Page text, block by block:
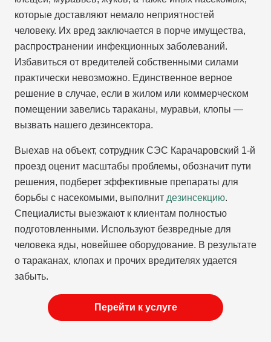
которые доставляют немало неприятностей
человеку. Их вред заключается в порче имущества,
распространении инфекционных заболеваний.
Избавиться от вредителей собственными силами
практически невозможно. Единственное верное
решение в случае, если в жилом или коммерческом
помещении завелись тараканы, муравьи, клопы —
вызвать нашего дезинсектора.
Выехав на объект, сотрудник СЭС Карачаровский 1-й
проезд оценит масштабы проблемы, обозначит пути
решения, подберет эффективные препараты для
борьбы с насекомыми, выполнит дезинсекцию.
Специалисты выезжают к клиентам полностью
подготовленными. Используют безвредные для
человека яды, новейшее оборудование. В результате
о тараканах, клопах и прочих вредителях удается
забыть.
Перейти к услуге